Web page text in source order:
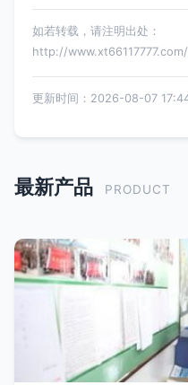
如若转载，请注明出处：
http://
更新时间：2026-08-07
最新产品 PRODUCT